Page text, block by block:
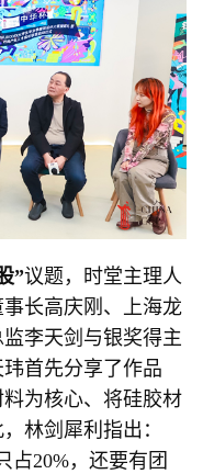
”议题，时堂主理人
长高庆刚、上海龙
李天剑与银奖得主
首先分享了作品
料为核心、将硅胶材
林剑犀利指出：
占20%，还要有团